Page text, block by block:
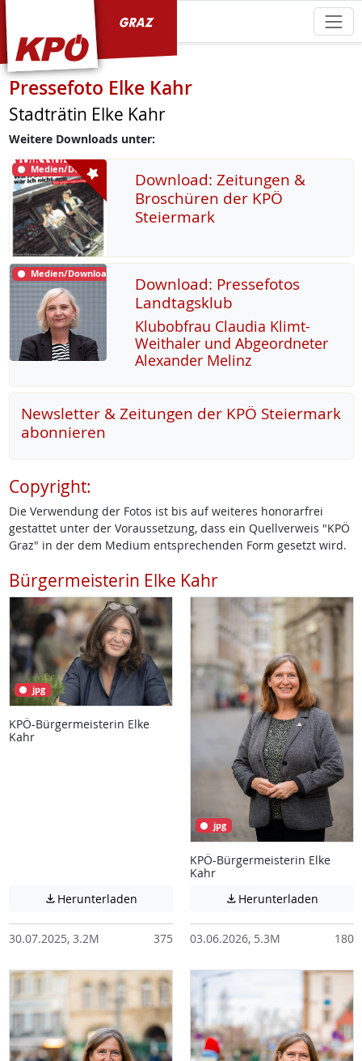
Pressefoto Elke Kahr
Stadträtin Elke Kahr
Weitere Downloads unter:
Medien/Download
Download: Zeitungen &
Broschüren der KPÖ
Steiermark
Medien/Download
Download: Pressefotos
Landtagsklub
Klu­b­ob­frau Clau­dia Klimt-
Weitha­ler und Ab­ge­ord­ne­ter
Alex­an­der Me­linz
Newsletter & Zeitungen der KPÖ Steiermark
abonnieren
Copyright:
Die Verwendung der Fotos ist bis auf weiteres honorarfrei
gestattet unter der Voraussetzung, dass ein Quellverweis "KPÖ
Graz" in der dem Medium entsprechenden Form gesetzt wird.
Bürgermeisterin Elke Kahr
jpg
KPÖ-Bürgermeisterin Elke
Kahr
 Herunterladen Achtung: Diese Datei enthält unter
30.07.2025, 3.2M 375
jpg
KPÖ-Bürgermeisterin Elke
Kahr
 Herunterladen
03.06.2026, 5.3M 180